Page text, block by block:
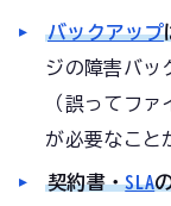
バックアップ
ジの障害バッ
（誤ってフ
が必要なこと
契約書・SLA